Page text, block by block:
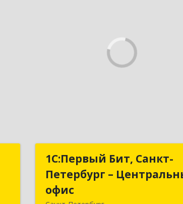
1С:Первый Бит, Санкт-
Петербург –
офис
1С:Первый Бит,
Петербург –